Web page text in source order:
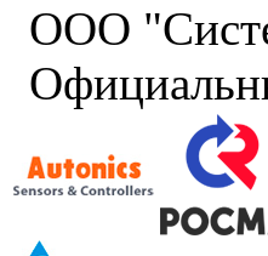
ООО